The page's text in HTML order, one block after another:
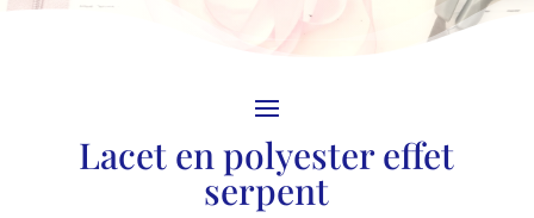
Lacet en polyester effet
serpent